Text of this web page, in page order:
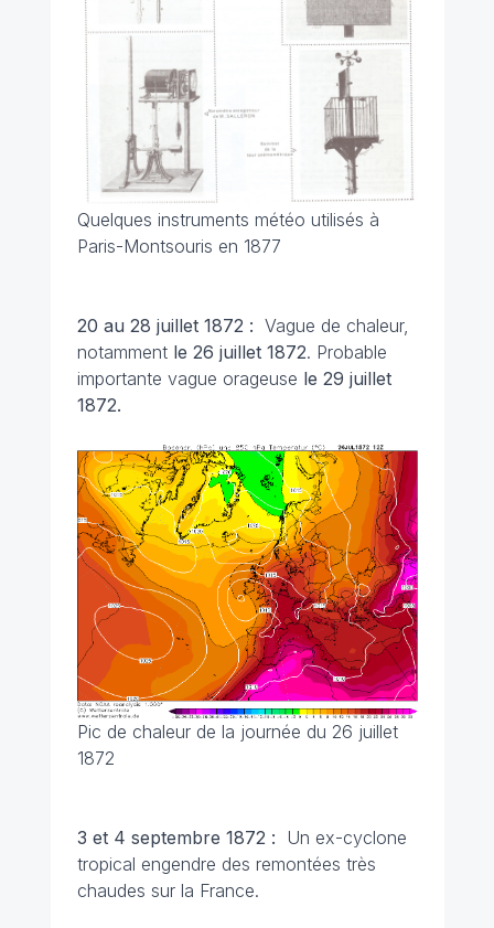
Quelques instruments météo utilisés à
Paris-Montsouris en 1877
20 au 28 juillet 1872 : Vague de chaleur,
notamment le 26 juillet 1872. Probable
importante vague orageuse le 29 juillet
1872.
Pic de chaleur de la journée du 26 juillet
1872
3 et 4 septembre 1872 : Un ex-cyclone
tropical engendre des remontées très
chaudes sur la France.